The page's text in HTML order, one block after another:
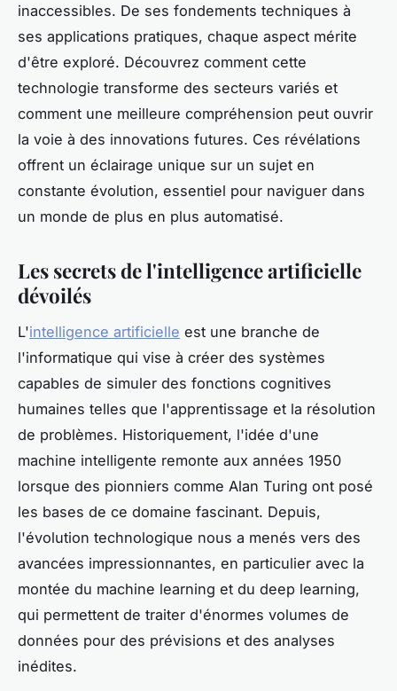
inaccessibles. De ses fondements techniques à
ses applications pratiques, chaque aspect mérite
d'être exploré. Découvrez comment cette
technologie transforme des secteurs variés et
comment une meilleure compréhension peut ouvrir
la voie à des innovations futures. Ces révélations
offrent un éclairage unique sur un sujet en
constante évolution, essentiel pour naviguer dans
un monde de plus en plus automatisé.
Les secrets de l'intelligence artificielle
dévoilés
L'intelligence artificielle est une branche de
l'informatique qui vise à créer des systèmes
capables de simuler des fonctions cognitives
humaines telles que l'apprentissage et la résolution
de problèmes. Historiquement, l'idée d'une
machine intelligente remonte aux années 1950
lorsque des pionniers comme Alan Turing ont posé
les bases de ce domaine fascinant. Depuis,
l'évolution technologique nous a menés vers des
avancées impressionnantes, en particulier avec la
montée du machine learning et du deep learning,
qui permettent de traiter d'énormes volumes de
données pour des prévisions et des analyses
inédites.